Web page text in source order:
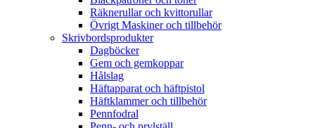
Räknerullar och kvittorullar
Övrigt Maskiner och tillbehör
Skrivbordsprodukter
Dagböcker
Gem och gemkoppar
Hålslag
Häftapparat och häftpistol
Häftklammer och tillbehör
Pennfodral